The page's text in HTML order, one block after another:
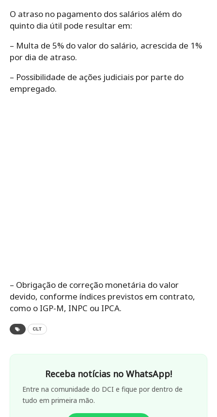
O atraso no pagamento dos salários além do
quinto dia útil pode resultar em:
– Multa de 5% do valor do salário, acrescida de 1%
por dia de atraso.
– Possibilidade de ações judiciais por parte do
empregado.
– Obrigação de correção monetária do valor
devido, conforme índices previstos em contrato,
como o IGP-M, INPC ou IPCA.
CLT
Receba notícias no WhatsApp!
Entre na comunidade do DCI e fique por dentro de
tudo em primeira mão.